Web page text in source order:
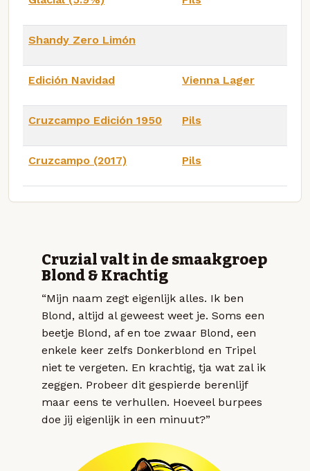
Shandy Zero Limón
Edición Navidad Vienna Lager
Cruzcampo Edición 1950 Pils
Cruzcampo (2017) Pils
Cruzial valt in de smaakgroep
Blond & Krachtig
“Mijn naam zegt eigenlijk alles. Ik ben
Blond, altijd al geweest weet je. Soms een
beetje Blond, af en toe zwaar Blond, een
enkele keer zelfs Donkerblond en Tripel
niet te vergeten. En krachtig, tja wat zal ik
zeggen. Probeer dit gespierde berenlijf
maar eens te verhullen. Hoeveel burpees
doe jij eigenlijk in een minuut?”